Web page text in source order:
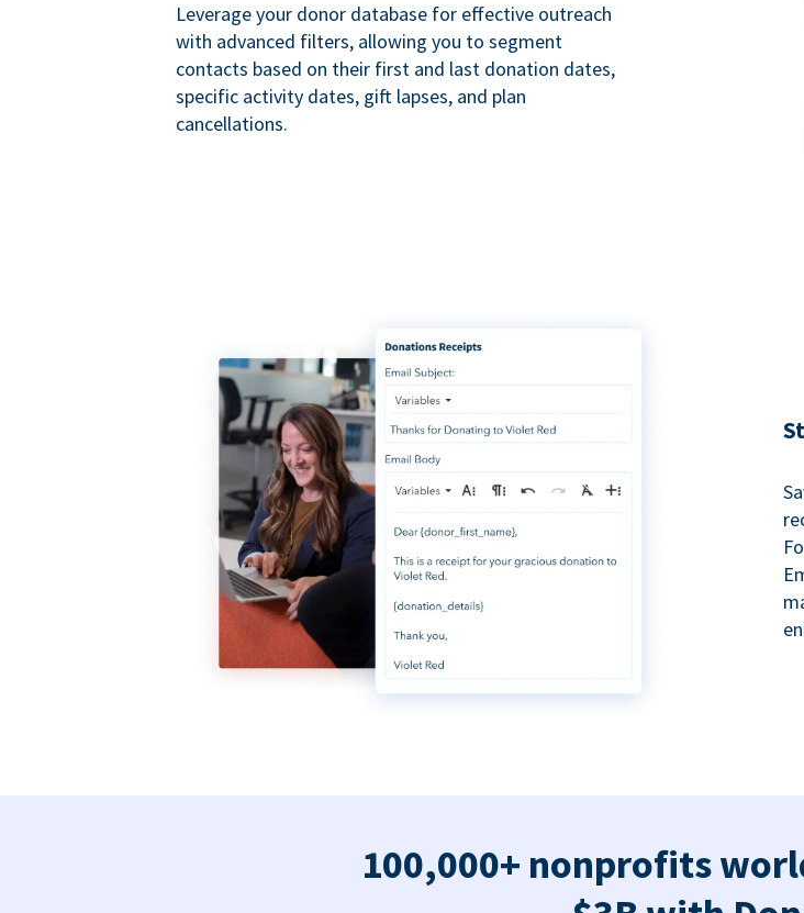
Leverage your donor database for effective outreach
with advanced filters, allowing you to segment
contacts based on their first and last donation dates,
specific activity dates, gift lapses, and plan
cancellations.
100,000+ nonprofits